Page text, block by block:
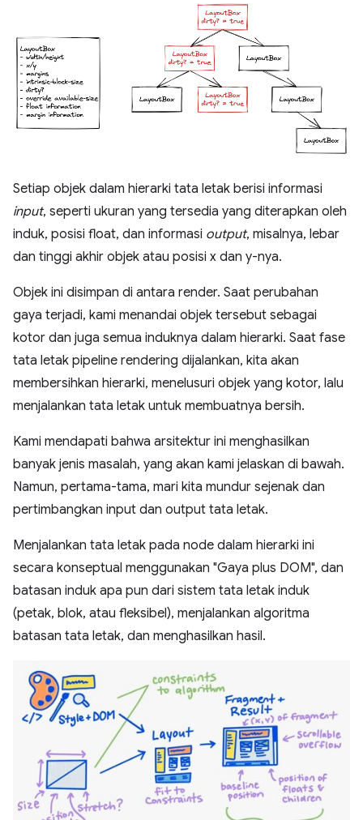
Setiap objek dalam hierarki tata letak berisi informasi
input, seperti ukuran yang tersedia yang diterapkan oleh
induk, posisi float, dan informasi output, misalnya, lebar
dan tinggi akhir objek atau posisi x dan y-nya.
Objek ini disimpan di antara render. Saat perubahan
gaya terjadi, kami menandai objek tersebut sebagai
kotor dan juga semua induknya dalam hierarki. Saat fase
tata letak pipeline rendering dijalankan, kita akan
membersihkan hierarki, menelusuri objek yang kotor, lalu
menjalankan tata letak untuk membuatnya bersih.
Kami mendapati bahwa arsitektur ini menghasilkan
banyak jenis masalah, yang akan kami jelaskan di bawah.
Namun, pertama-tama, mari kita mundur sejenak dan
pertimbangkan input dan output tata letak.
Menjalankan tata letak pada node dalam hierarki ini
secara konseptual menggunakan "Gaya plus DOM", dan
batasan induk apa pun dari sistem tata letak induk
(petak, blok, atau fleksibel), menjalankan algoritma
batasan tata letak, dan menghasilkan hasil.